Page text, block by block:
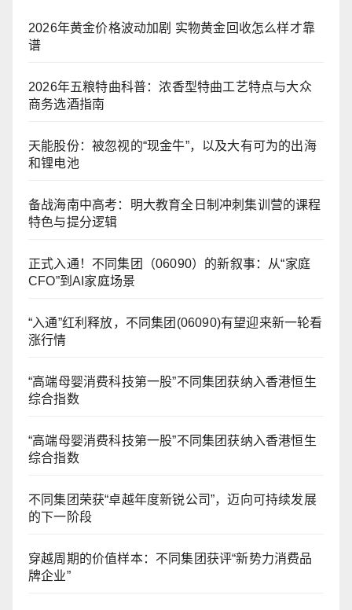
2026年黄金价格波动加剧 实物黄金回收怎么样才靠
谱
2026年五粮特曲科普：浓香型特曲工艺特点与大众
商务选酒指南
天能股份：被忽视的“现金牛”，以及大有可为的出海
和锂电池
备战海南中高考：明大教育全日制冲刺集训营的课程
特色与提分逻辑
正式入通！不同集团（06090）的新叙事：从“家庭
CFO”到AI家庭场景
“入通”红利释放，不同集团(06090)有望迎来新一轮看
涨行情
“高端母婴消费科技第一股”不同集团获纳入香港恒生
综合指数
“高端母婴消费科技第一股”不同集团获纳入香港恒生
综合指数
不同集团荣获“卓越年度新锐公司”，迈向可持续发展
的下一阶段
穿越周期的价值样本：不同集团获评“新势力消费品
牌企业”